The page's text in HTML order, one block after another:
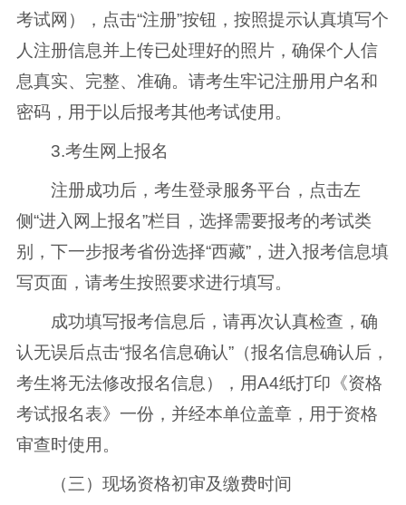
考试网），点击“注册”按钮，按照提示认真填写个
人注册信息并上传已处理好的照片，确保个人信
息真实、完整、准确。请考生牢记注册用户名和
密码，用于以后报考其他考试使用。
3.考生网上报名
注册成功后，考生登录服务平台，点击左
侧“进入网上报名”栏目，选择需要报考的考试类
别，下一步报考省份选择“西藏”，进入报考信息填
写页面，请考生按照要求进行填写。
成功填写报考信息后，请再次认真检查，确
认无误后点击“报名信息确认”（报名信息确认后，
考生将无法修改报名信息），用A4纸打印《资格
考试报名表》一份，并经本单位盖章，用于资格
审查时使用。
（三）现场资格初审及缴费时间